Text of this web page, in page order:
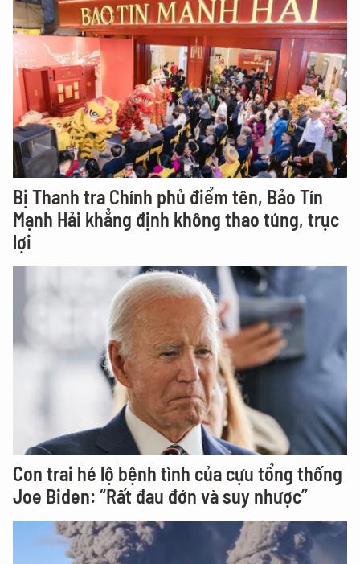
Bị Thanh tra Chính phủ điểm tên, Bảo Tín
Mạnh Hải khẳng định không thao túng, trục
lợi
Con trai hé lộ bệnh tình của cựu tổng thống
Joe Biden: “Rất đau đớn và suy nhược”